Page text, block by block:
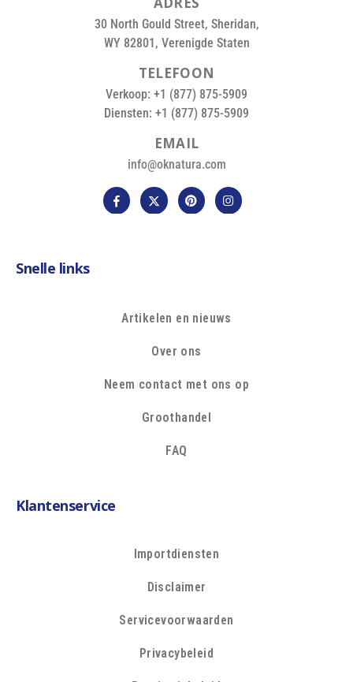
30 North Gould Street, Sheridan,
WY 82801, Verenigde Staten
TELEFOON
Verkoop: +1 (877) 875-5909
Diensten: +1 (877) 875-5909
EMAIL
info@oknatura.com
Snelle links
Artikelen en nieuws
Over ons
Neem contact met ons op
Groothandel
FAQ
Klantenservice
Importdiensten
Disclaimer
Servicevoorwaarden
Privacybeleid